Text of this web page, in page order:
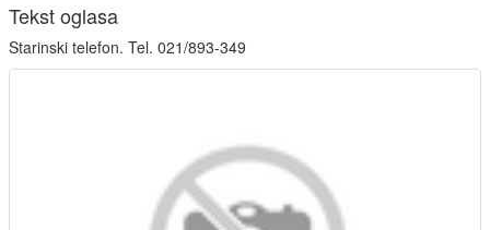
Tekst oglasa
Starinski telefon. Tel. 021/893-349